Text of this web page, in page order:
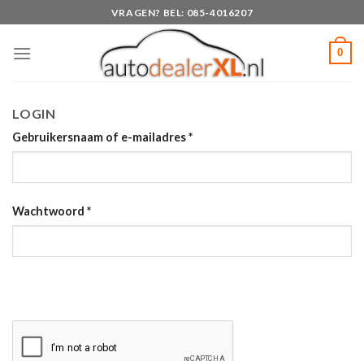
to
content
VRAGEN? BEL: 085-4016207
0
LOGIN
Gebruikersnaam of e-mailadres*
Wachtwoord *